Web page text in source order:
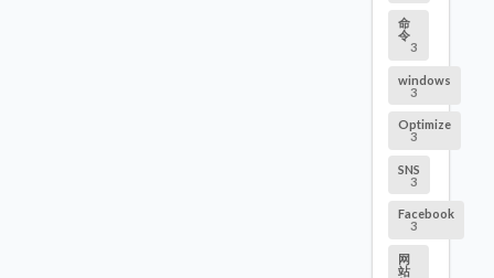
命
令
3
windows
3
Optimize
3
SNS
3
Facebook
3
网
站